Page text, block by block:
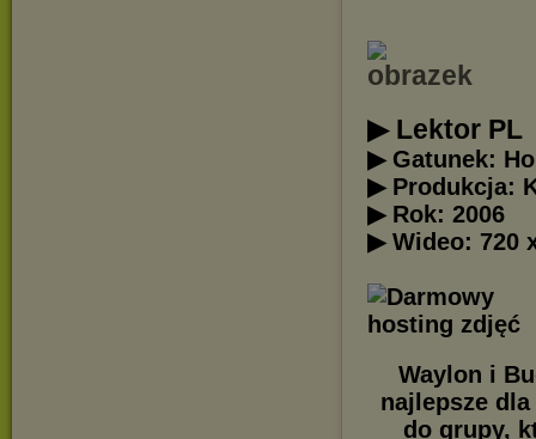
▶ Lektor PL
▶ Gatunek:
▶ Produkcja:
▶ Rok: 2006
▶ Wideo: 720
Waylon i
najlepsze
do grupy,